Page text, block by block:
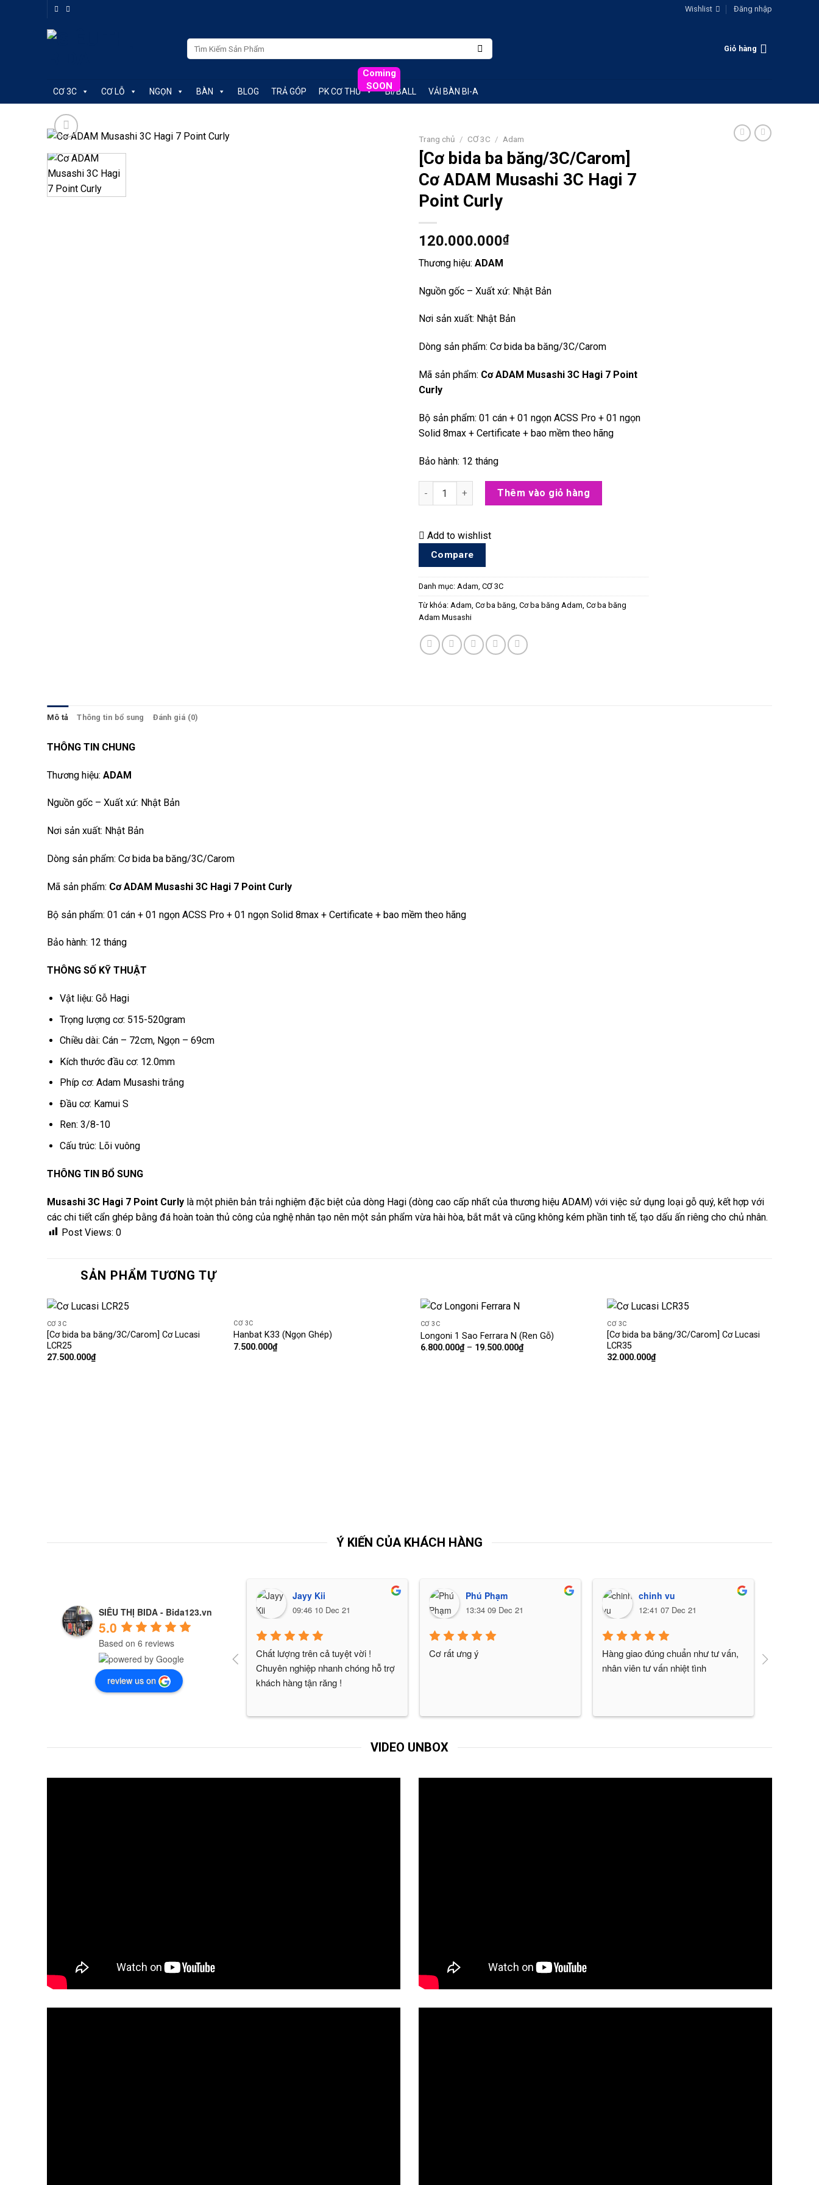
Wishlist Đăng nhập
Tìm
kiếm:
Giỏ hàng
CƠ 3C CƠ LỖ NGỌN BÀN BLOG TRẢ GÓP PK CƠ THỦ BI/BALL VẢI BÀN BI-A
Coming
SOON
Trang chủ / CƠ 3C / Adam
[Cơ bida ba băng/3C/Carom]
Cơ ADAM Musashi 3C Hagi 7
Point Curly
120.000.000₫
Thương hiệu: ADAM
Nguồn gốc – Xuất xứ: Nhật Bản
Nơi sản xuất: Nhật Bản
Dòng sản phẩm: Cơ bida ba băng/3C/Carom
Mã sản phẩm: Cơ ADAM Musashi 3C Hagi 7 Point
Curly
Bộ sản phẩm: 01 cán + 01 ngọn ACSS Pro + 01 ngọn
Solid 8max + Certificate + bao mềm theo hãng
Bảo hành: 12 tháng
[Cơ bida ba băng/3C/Carom] Cơ ADAM Musashi 3C Hagi 7 Point Curly số lượng
Thêm vào giỏ hàng
Add to wishlist
Compare
Danh mục: Adam CƠ 3C
Từ khóa: Adam Cơ ba băng Cơ ba băng Adam Cơ ba băng
Adam Musashi
Mô tả Thông tin bổ sung Đánh giá (0)
THÔNG TIN CHUNG
Thương hiệu: ADAM
Nguồn gốc – Xuất xứ: Nhật Bản
Nơi sản xuất: Nhật Bản
Dòng sản phẩm: Cơ bida ba băng/3C/Carom
Mã sản phẩm: Cơ ADAM Musashi 3C Hagi 7 Point Curly
Bộ sản phẩm: 01 cán + 01 ngọn ACSS Pro + 01 ngọn Solid 8max + Certificate + bao mềm theo hãng
Bảo hành: 12 tháng
THÔNG SỐ KỸ THUẬT
Vật liệu: Gỗ Hagi
Trọng lượng cơ: 515-520gram
Chiều dài: Cán – 72cm, Ngọn – 69cm
Kích thước đầu cơ: 12.0mm
Phíp cơ: Adam Musashi trắng
Đầu cơ: Kamui S
Ren: 3/8-10
Cấu trúc: Lõi vuông
THÔNG TIN BỔ SUNG
Musashi 3C Hagi 7 Point Curly là một phiên bản trải nghiệm đặc biệt của dòng Hagi (dòng cao cấp nhất của thương hiệu ADAM) với việc sử dụng loại gỗ quý, kết hợp với
các chi tiết cẩn ghép bằng đá hoàn toàn thủ công của nghệ nhân tạo nên một sản phẩm vừa hài hòa, bắt mắt và cũng không kém phần tinh tế, tạo dấu ấn riêng cho chủ nhân.
Post Views: 0
SẢN PHẨM TƯƠNG TỰ
Add
to
SOON
CƠ 3C
[Cơ bida ba băng/3C/Carom] Cơ Lucasi
LCR25
27.500.000₫
CƠ 3C
Hanbat K33 (Ngọn Ghép)
7.500.000₫
CƠ 3C
Longoni 1 Sao Ferrara N (Ren Gỗ)
6.800.000₫– 19.500.000₫
Add
to
CƠ 3C
[Cơ bida ba băng/3C/Carom] Cơ Lucasi
LCR35
32.000.000₫
Ý KIẾN CỦA KHÁCH HÀNG
SIÊU THỊ BIDA - Bida123.vn
5.0
Based on 6 reviews
review us on
Jayy Kii
09:46 10 Dec 21
Chất lượng trên cả tuyệt vời !
Chuyên nghiệp nhanh chóng hỗ trợ
khách hàng tận răng !
Phú Phạm
13:34 09 Dec 21
Cơ rất ưng ý
chinh vu
12:41 07 Dec 21
Hàng giao đúng chuẩn như tư vấn,
nhân viên tư vấn nhiệt tình
VIDEO UNBOX